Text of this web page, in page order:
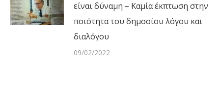
είναι δύναμη – Καμία έκπτωση στην
ποιότητα του δημοσίου λόγου και
διαλόγου
09/02/2022